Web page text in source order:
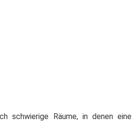
schwierige Räume, in denen eine